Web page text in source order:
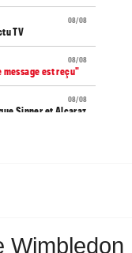
08/08
TV
08/08
message est reçu"
08/08
Sinner et Alcaraz
08/08
Wimbledon